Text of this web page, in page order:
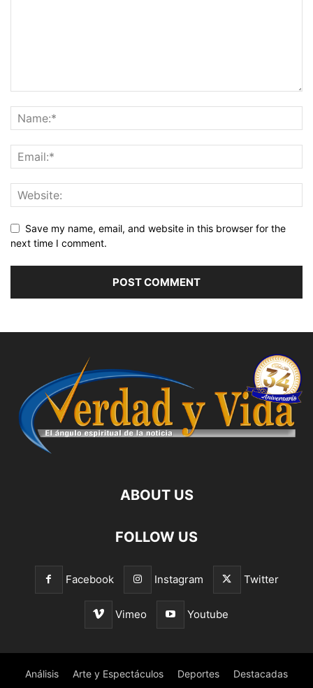
Save my name, email, and website in this browser for the
next time I comment.
ABOUT US
FOLLOW US
Facebook Instagram Twitter
Vimeo Youtube
Análisis Arte y Espectáculos Deportes Destacadas